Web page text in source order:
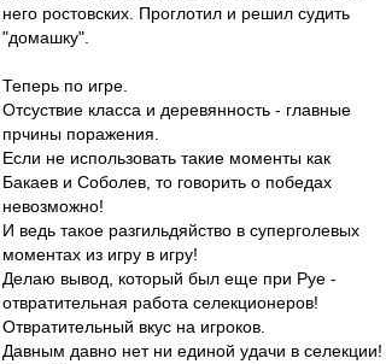
него ростовских. Проглотил и решил судить
"домашку".
Теперь по игре.
Отсуствие класса и деревянность - главные
прчины поражения.
Если не использовать такие моменты как
Бакаев и Соболев, то говорить о победах
невозможно!
И ведь такое разгильдяйство в суперголевых
моментах из игру в игру!
Делаю вывод, который был еще при Руе -
отвратительная работа селекционеров!
Отвратительный вкус на игроков.
Давным давно нет ни единой удачи в селекции!